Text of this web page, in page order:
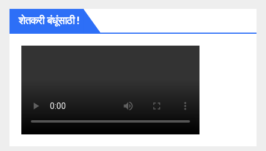
शेतकरी बंधूंसाठी !